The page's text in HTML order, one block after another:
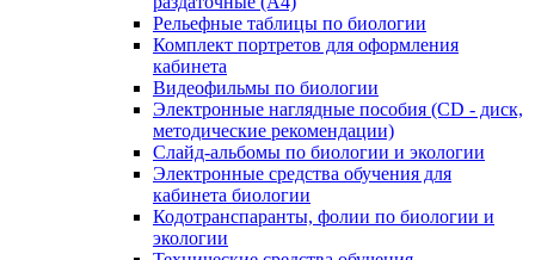
Рельефные таблицы по биологии
Комплект портретов для оформления
кабинета
Видеофильмы по биологии
Электронные наглядные пособия (CD - диск,
методические рекомендации)
Слайд-альбомы по биологии и экологии
Электронные средства обучения для
кабинета биологии
Кодотранспаранты, фолии по биологии и
экологии